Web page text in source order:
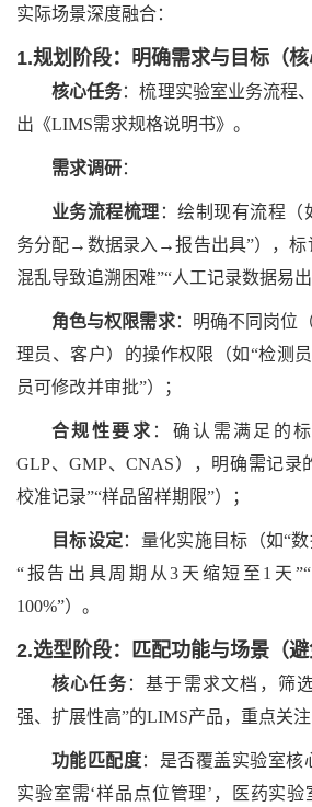
实际场景深度融合：
1.规划阶段：明确需求与目标（核
核心任务：梳理实验室业务流程
出《LIMS需求规格说明书》。
需求调研：
业务流程梳理 ：绘制现有流程（
务分配→数据录入→报告出具”），标
混乱导致追溯困难”“人工记录数据易出
角色与权限需求：明确不同岗位
理员、客户）的操作权限（如“检测
员可修改并审批”）；
合规性要求 ：确认需满足的
GLP、GMP、CNAS），明确需记录
校准记录”“样品留样期限”）；
目标设定：量化实施目标（如“
“报告出具周期从3天缩短至1天
100%”）。
2.选型阶段：匹配功能与场景（避
核心任务 ：基于需求文档，筛
强、扩展性高”的LIMS产品，重点关注
功能匹配度：是否覆盖实验室核
实验室需‘样品点位管理’，医药实验